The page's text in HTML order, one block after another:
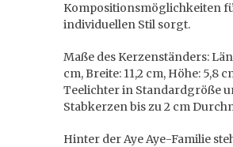
Kompositionsmöglichkeiten
individuellen Stil sorgt.
Maße des Kerzenständers:
cm, Breite: 11,2 cm, Höhe: 5,8
Teelichter in Standardgröße
Stabkerzen bis zu 2 cm
Hinter der Aye Aye-Familie